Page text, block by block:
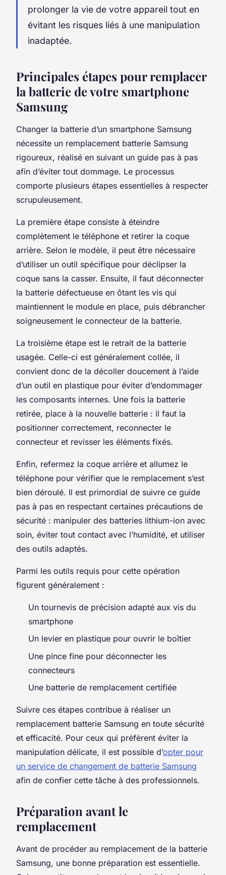
prolonger la vie de votre appareil tout en
évitant les risques liés à une manipulation
inadaptée.
Principales étapes pour remplacer
la batterie de votre smartphone
Samsung
Changer la batterie d’un smartphone Samsung
nécessite un remplacement batterie Samsung
rigoureux, réalisé en suivant un guide pas à pas
afin d’éviter tout dommage. Le processus
comporte plusieurs étapes essentielles à respecter
scrupuleusement.
La première étape consiste à éteindre
complètement le téléphone et retirer la coque
arrière. Selon le modèle, il peut être nécessaire
d’utiliser un outil spécifique pour déclipser la
coque sans la casser. Ensuite, il faut déconnecter
la batterie défectueuse en ôtant les vis qui
maintiennent le module en place, puis débrancher
soigneusement le connecteur de la batterie.
La troisième étape est le retrait de la batterie
usagée. Celle-ci est généralement collée, il
convient donc de la décoller doucement à l’aide
d’un outil en plastique pour éviter d’endommager
les composants internes. Une fois la batterie
retirée, place à la nouvelle batterie : il faut la
positionner correctement, reconnecter le
connecteur et revisser les éléments fixés.
Enfin, refermez la coque arrière et allumez le
téléphone pour vérifier que le remplacement s’est
bien déroulé. Il est primordial de suivre ce guide
pas à pas en respectant certaines précautions de
sécurité : manipuler des batteries lithium-ion avec
soin, éviter tout contact avec l’humidité, et utiliser
des outils adaptés.
Parmi les outils requis pour cette opération
figurent généralement :
Un tournevis de précision adapté aux vis du
smartphone
Un levier en plastique pour ouvrir le boîtier
Une pince fine pour déconnecter les
connecteurs
Une batterie de remplacement certifiée
Suivre ces étapes contribue à réaliser un
remplacement batterie Samsung en toute sécurité
et efficacité. Pour ceux qui préfèrent éviter la
manipulation délicate, il est possible d’opter pour
un service de changement de batterie Samsung
afin de confier cette tâche à des professionnels.
Préparation avant le
remplacement
Avant de procéder au remplacement de la batterie
Samsung, une bonne préparation est essentielle.